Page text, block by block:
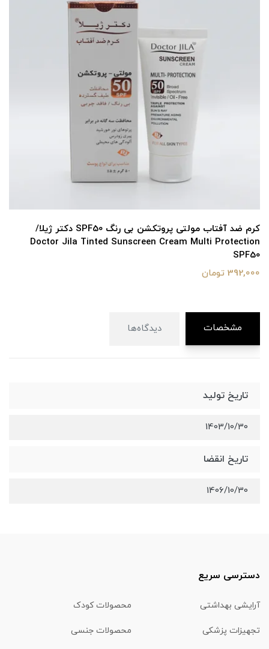
کرم ضد آفتاب مولتی پروتکشن بی رنگ SPF50 دکتر ژیلا/
Doctor Jila Tinted Sunscreen Cream Multi Protection
SPF50
392,000 تومان
مشخصات دیدگاه‌ها
تاریخ تولید
1403/10/30
تاریخ انقضا
1406/10/30
دسترسی سریع
آرایشی بهداشتی محصولات کودک
تجهیزات پزشکی محصولات جنسی